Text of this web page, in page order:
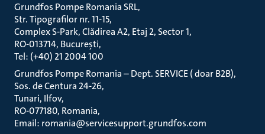
Grundfos Pompe Romania SRL
Str. Tipografilor nr. 11-15
Complex S-Park, Clădirea A2, Etaj 2, Sector 1
RO-013714, București
Tel: (+40) 21 2004 100
Grundfos Pompe Romania – Dept. SERVICE ( doar B2B)
Sos. de Centura 24-26
Tunari, Ilfov
RO-077180, Romania
Email: romania@servicesupport.grundfos.com